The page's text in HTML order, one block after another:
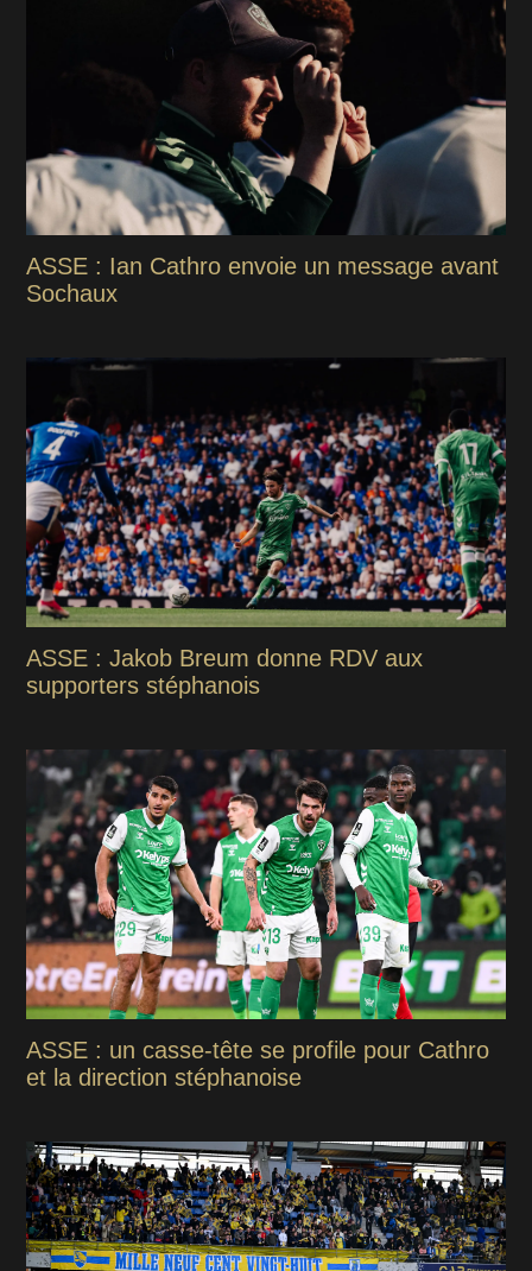
ASSE : Ian Cathro envoie un message avant
Sochaux
ASSE : Jakob Breum donne RDV aux
supporters stéphanois
ASSE : un casse-tête se profile pour Cathro
et la direction stéphanoise